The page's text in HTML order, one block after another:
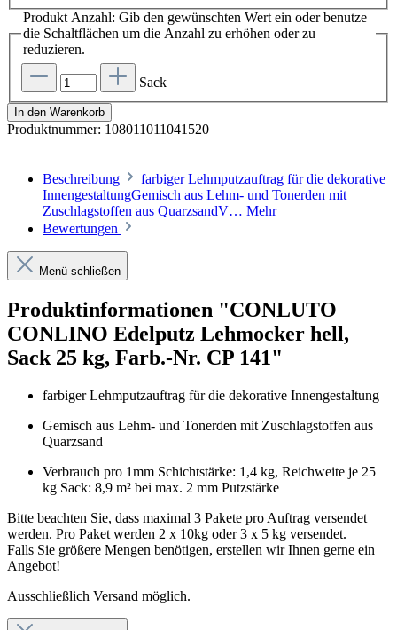
Produkt Anzahl: Gib den gewünschten Wert ein oder benutze
die Schaltflächen um die Anzahl zu erhöhen oder zu
reduzieren.
Sack
In den Warenkorb
Produktnummer: 108011011041520
Beschreibung
farbiger Lehmputzauftrag für die dekorative
InnengestaltungGemisch aus Lehm- und Tonerden mit
Zuschlagstoffen aus QuarzsandV… Mehr
Bewertungen
Menü schließen
Produktinformationen "CONLUTO
CONLINO Edelputz Lehmocker hell,
Sack 25 kg, Farb.-Nr. CP 141"
farbiger Lehmputzauftrag für die dekorative Innengestaltung
Gemisch aus Lehm- und Tonerden mit Zuschlagstoffen aus
Quarzsand
Verbrauch pro 1mm Schichtstärke: 1,4 kg, Reichweite je 25
kg Sack: 8,9 m² bei max. 2 mm Putzstärke
Bitte beachten Sie, dass maximal 3 Pakete pro Auftrag versendet
werden. Pro Paket werden 2 x 10kg oder 3 x 5 kg versendet.
Falls Sie größere Mengen benötigen, erstellen wir Ihnen gerne ein
Angebot!
Ausschließlich Versand möglich.